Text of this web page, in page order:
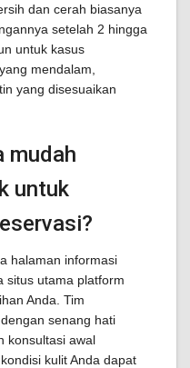
dan cerah biasanya
setelah 2 hingga
untuk kasus
mendalam,
yang disesuaikan
mudah
untuk
halaman informasi
situs utama platform
Anda. Tim
senang hati
konsultasi awal
kulit Anda dapat